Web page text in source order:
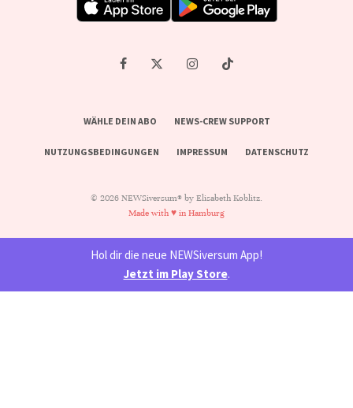
WÄHLE DEIN ABO NEWS-CREW SUPPORT
NUTZUNGSBEDINGUNGEN IMPRESSUM DATENSCHUTZ
© 2026 NEWSiversum® by Elisabeth Koblitz.
Made with ♥ in Hamburg
Hol dir die neue NEWSiversum App!
Jetzt im Play Store.